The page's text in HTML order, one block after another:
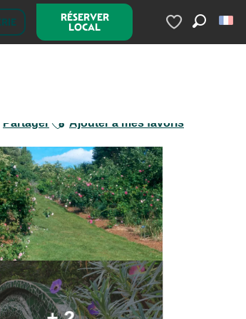
RÉSERVER
LOCAL
Voir les favoris
Partager Ajouter à mes favoris